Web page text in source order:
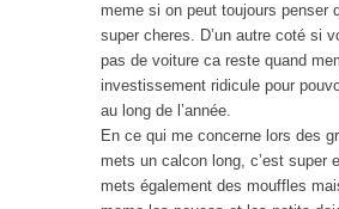
meme si on peut toujours penser
super cheres. D’un autre coté si
pas de voiture ca reste quand
investissement ridicule pour
au long de l’année.
En ce qui me concerne lors des
mets un calcon long, c’est super
mets également des mouffles